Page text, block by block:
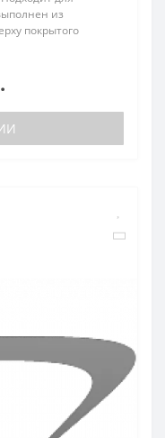
из
покрытого